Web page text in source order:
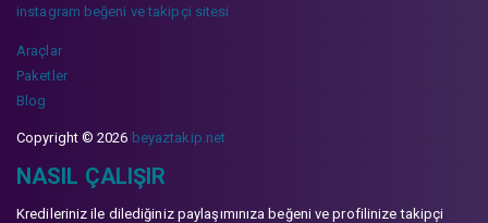
instagram beğeni ve takipçi sitesi
Araçlar
Paketler
Blog
Copyright © 2026 beyaztakip.net
NASIL ÇALIŞIR
Kredileriniz ile dilediğiniz paylaşımınıza beğeni ve profilinize takipçi